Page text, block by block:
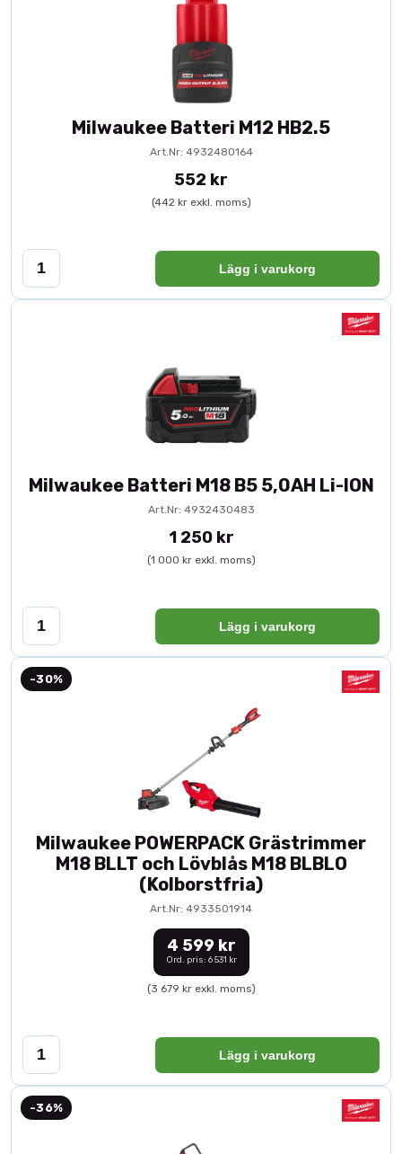
Milwaukee Batteri M12 HB2.5
Art.Nr: 4932480164
552 kr
(442 kr exkl. moms)
Lägg i varukorg
Milwaukee Batteri M18 B5 5,0AH Li-ION
Art.Nr: 4932430483
1 250 kr
(1 000 kr exkl. moms)
Lägg i varukorg
-30%
Milwaukee POWERPACK Grästrimmer
M18 BLLT och Lövblås M18 BLBLO
(Kolborstfria)
Art.Nr: 4933501914
4 599 kr
Ord. pris: 6 531 kr
(3 679 kr exkl. moms)
Lägg i varukorg
-36%